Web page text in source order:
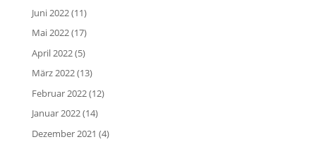
Juni 2022(11)
Mai 2022(17)
April 2022(5)
März 2022(13)
Februar 2022(12)
Januar 2022(14)
Dezember 2021 (4)